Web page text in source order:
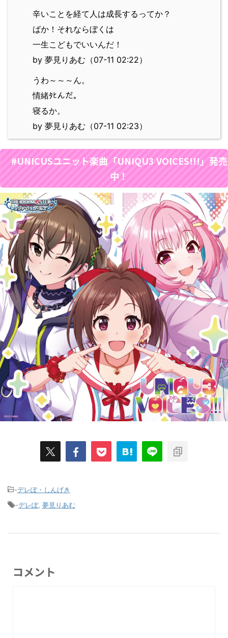
辛いことを経て人は成長するってか？
ばか！それならぼくは
一生こどもでいいんだ！
by 夢見りあむ（07-11 02:22）
うわ～～～ん。
情緒ﾀﾋんだ。
寝るか。
by 夢見りあむ（07-11 02:23）
#UNICUSユニット楽曲「UNIQU3 VOICES!!!」発売
中！
-デレぽ・しんげき
-デレぽ, 夢見りあむ
コメント